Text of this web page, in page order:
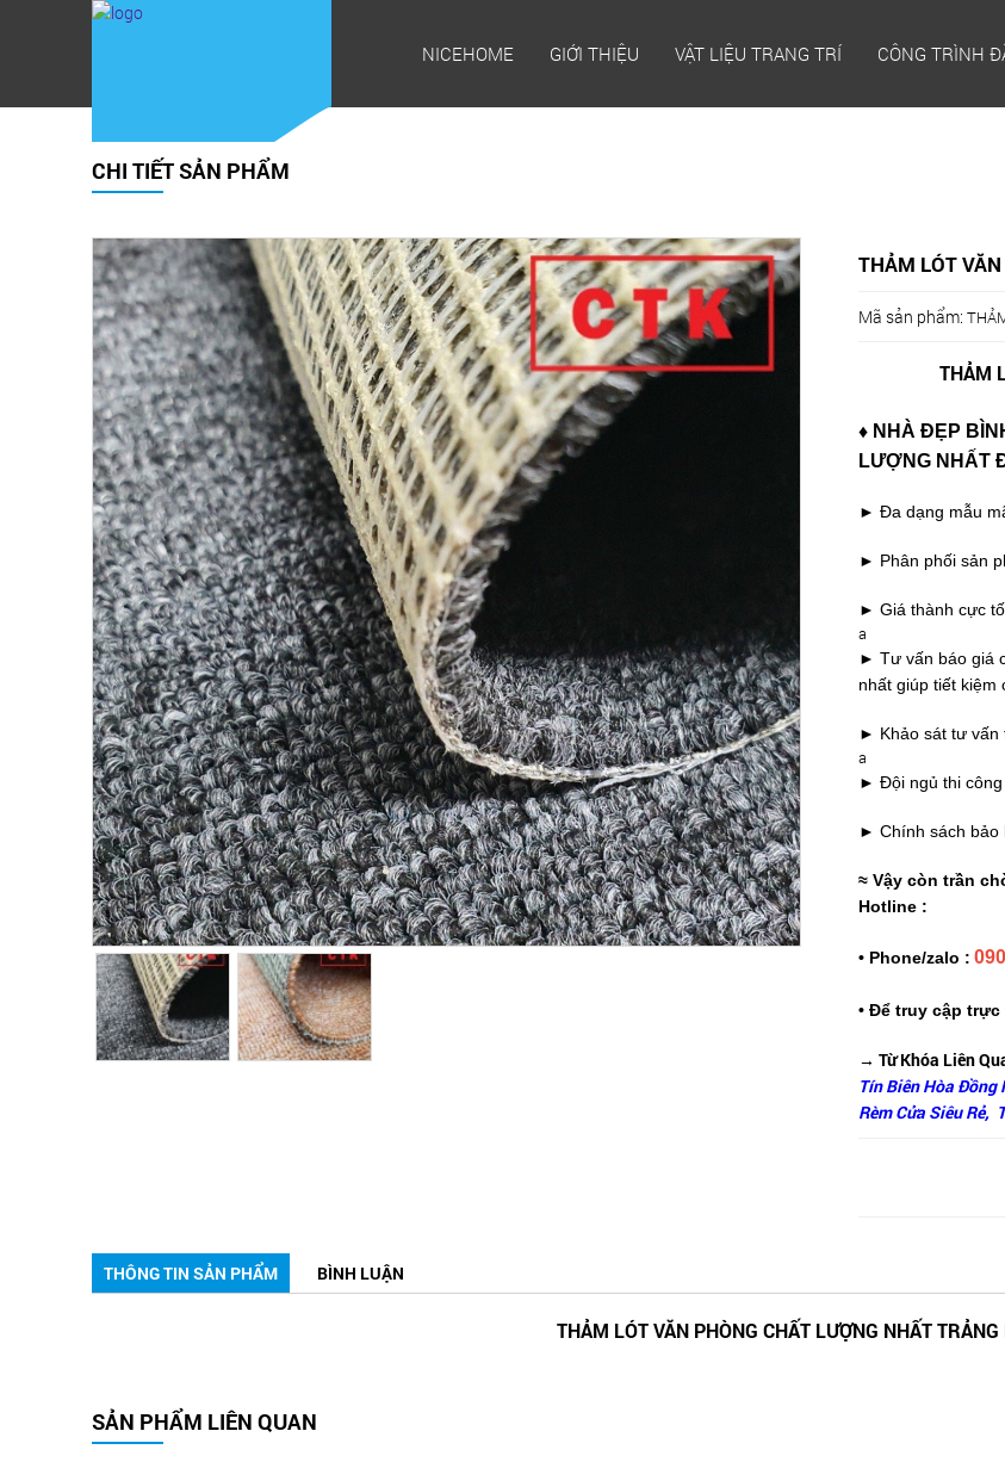
NICEHOME GIỚI THIỆU VẬT LIỆU TRANG TRÍ CÔNG TRÌNH
CHI TIẾT SẢN PHẨM
THẢM LÓT
Mã sản phẩm:
THẢM
♦ NHÀ ĐẸP
LƯỢNG NHẤT
► Đa dạng mẫu
► Phân phối sản
► Giá thành cực
a
► Tư vấn báo giá
nhất giúp tiết kiệm
► Khảo sát tư vấn
a
► Đội ngủ thi công
► Chính sách bảo
≈ Vậy còn trần
Hotline :
• Phone/zalo :
• Để truy cập
→ Từ Khóa Liên
Tín Biên Hòa Đồng
Rèm Cửa Siêu Rẻ,
THÔNG TIN SẢN PHẨM BÌNH LUẬN
THẢM LÓT VĂN PHÒNG CHẤT LƯỢNG NHẤT TRẢNG
SẢN PHẨM LIÊN QUAN